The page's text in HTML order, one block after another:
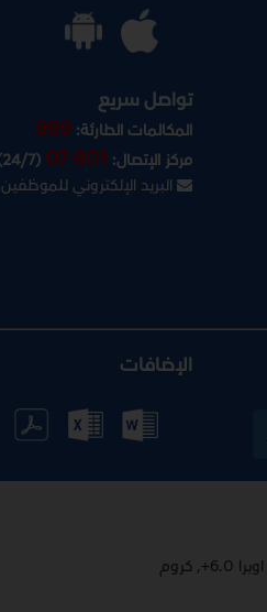
تواصل سريع
المكالمات الطارئة:999
مركز الإتصال: 07-901
(24/7)
البريد الإلكتروني للموظفين
الإضافات